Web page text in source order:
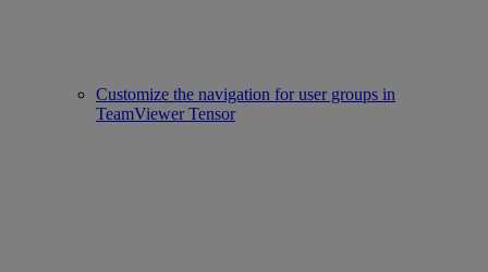
Customize the navigation for user groups in
TeamViewer Tensor